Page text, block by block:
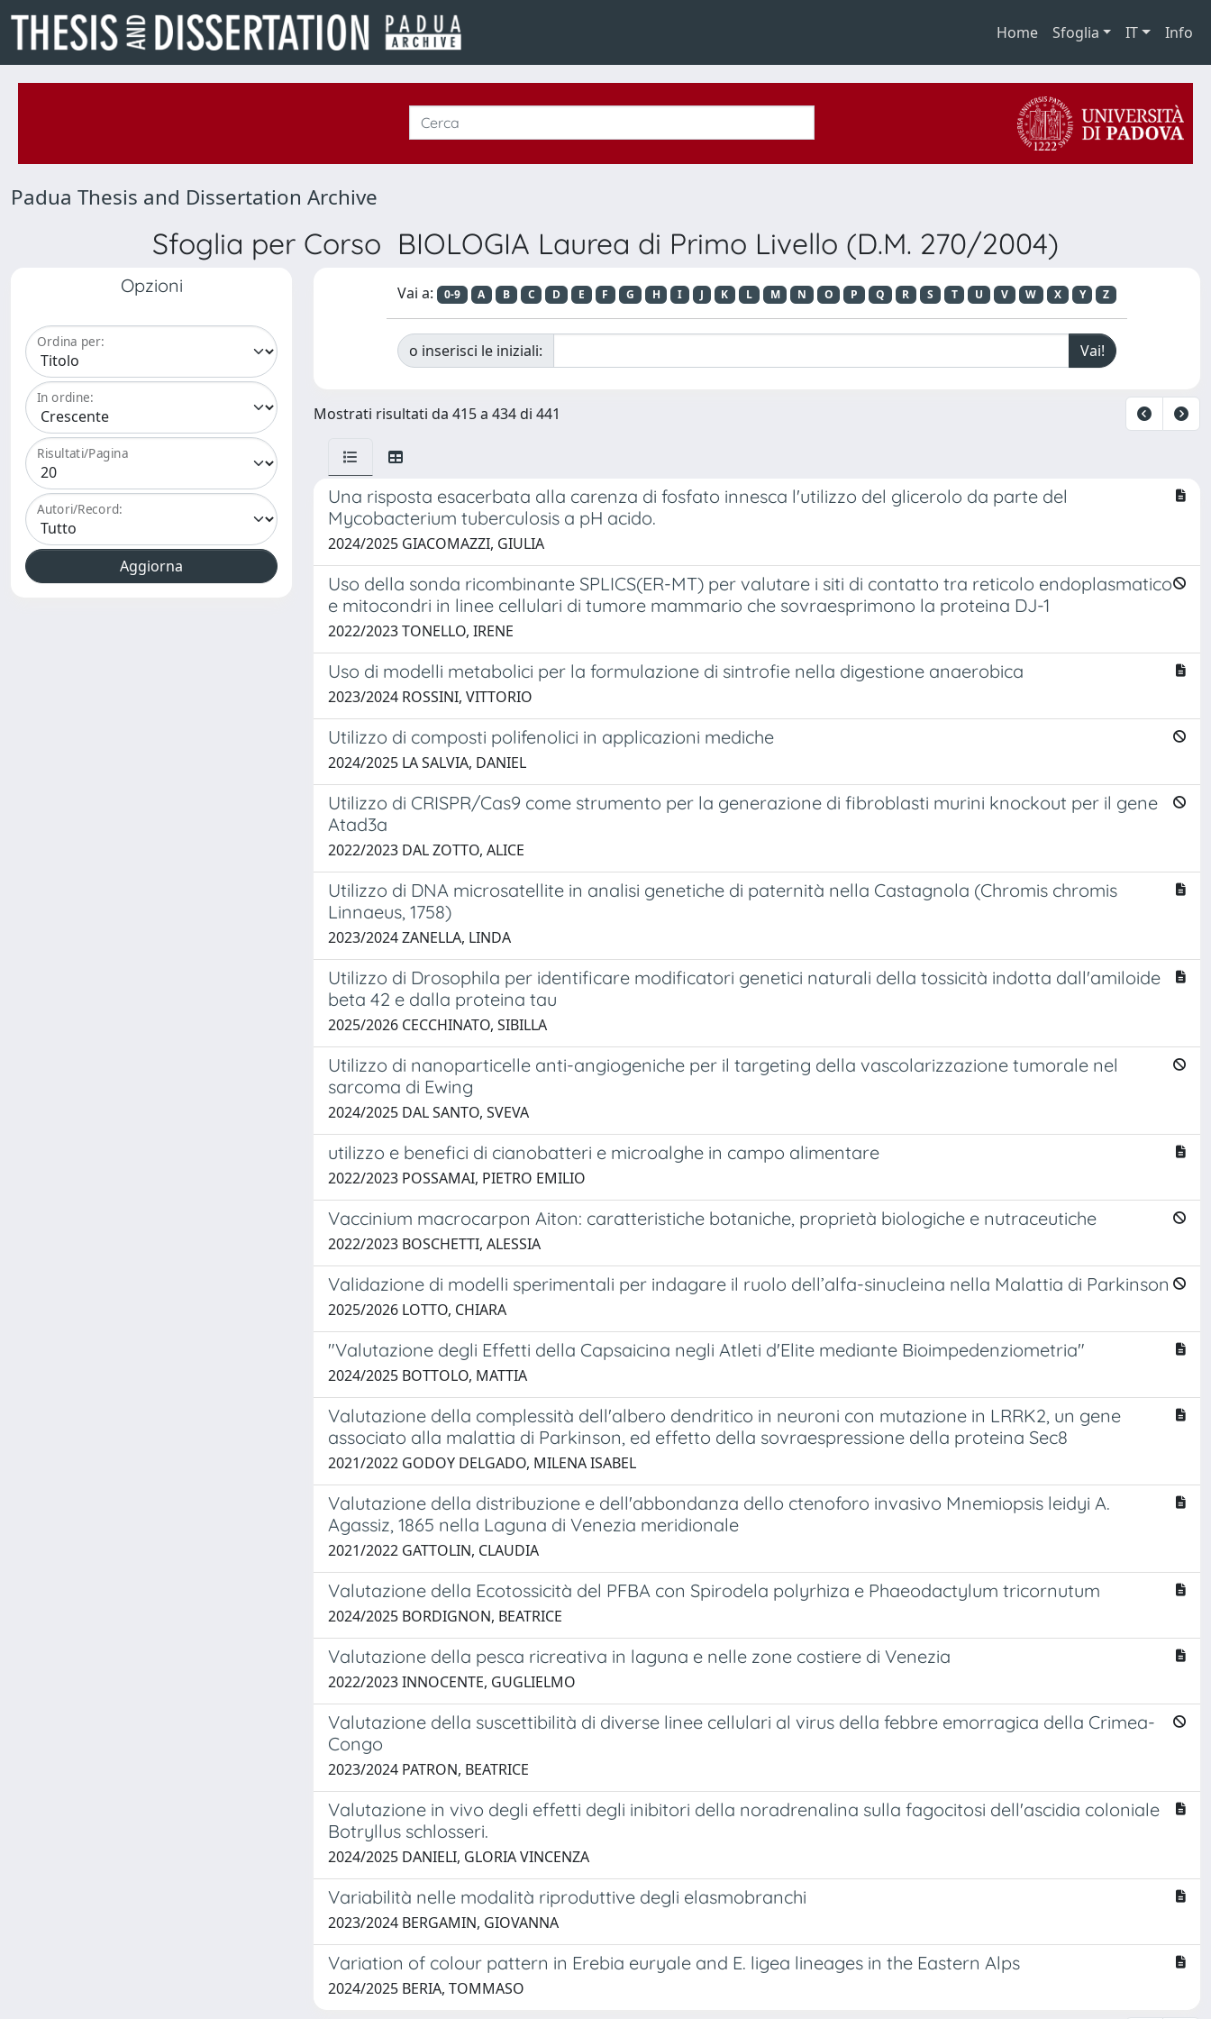
Home Sfoglia IT Info
Padua Thesis and Dissertation Archive
Sfoglia per Corso BIOLOGIA Laurea di Primo Livello (D.M. 270/2004)
Opzioni
Ordina per:
In ordine:
Risultati/Pagina
Autori/Record:
Vai a: 0-9 A B C D E F G H I J K L M N O P Q R S T U V W X Y Z
o inserisci le iniziali:
Mostrati risultati da 415 a 434 di 441
Una risposta esacerbata alla carenza di fosfato innesca l'utilizzo del glicerolo da parte del
Mycobacterium tuberculosis a pH acido.
2024/2025 GIACOMAZZI, GIULIA
Uso della sonda ricombinante SPLICS(ER-MT) per valutare i siti di contatto tra reticolo endoplasmatico
e mitocondri in linee cellulari di tumore mammario che sovraesprimono la proteina DJ-1
2022/2023 TONELLO, IRENE
Uso di modelli metabolici per la formulazione di sintrofie nella digestione anaerobica
2023/2024 ROSSINI, VITTORIO
Utilizzo di composti polifenolici in applicazioni mediche
2024/2025 LA SALVIA, DANIEL
Utilizzo di CRISPR/Cas9 come strumento per la generazione di fibroblasti murini knockout per il gene
Atad3a
2022/2023 DAL ZOTTO, ALICE
Utilizzo di DNA microsatellite in analisi genetiche di paternità nella Castagnola (Chromis chromis
Linnaeus, 1758)
2023/2024 ZANELLA, LINDA
Utilizzo di Drosophila per identificare modificatori genetici naturali della tossicità indotta dall'amiloide
beta 42 e dalla proteina tau
2025/2026 CECCHINATO, SIBILLA
Utilizzo di nanoparticelle anti-angiogeniche per il targeting della vascolarizzazione tumorale nel
sarcoma di Ewing
2024/2025 DAL SANTO, SVEVA
utilizzo e benefici di cianobatteri e microalghe in campo alimentare
2022/2023 POSSAMAI, PIETRO EMILIO
Vaccinium macrocarpon Aiton: caratteristiche botaniche, proprietà biologiche e nutraceutiche
2022/2023 BOSCHETTI, ALESSIA
Validazione di modelli sperimentali per indagare il ruolo dell’alfa-sinucleina nella Malattia di Parkinson
2025/2026 LOTTO, CHIARA
"Valutazione degli Effetti della Capsaicina negli Atleti d'Elite mediante Bioimpedenziometria"
2024/2025 BOTTOLO, MATTIA
Valutazione della complessità dell'albero dendritico in neuroni con mutazione in LRRK2, un gene
associato alla malattia di Parkinson, ed effetto della sovraespressione della proteina Sec8
2021/2022 GODOY DELGADO, MILENA ISABEL
Valutazione della distribuzione e dell'abbondanza dello ctenoforo invasivo Mnemiopsis leidyi A.
Agassiz, 1865 nella Laguna di Venezia meridionale
2021/2022 GATTOLIN, CLAUDIA
Valutazione della Ecotossicità del PFBA con Spirodela polyrhiza e Phaeodactylum tricornutum
2024/2025 BORDIGNON, BEATRICE
Valutazione della pesca ricreativa in laguna e nelle zone costiere di Venezia
2022/2023 INNOCENTE, GUGLIELMO
Valutazione della suscettibilità di diverse linee cellulari al virus della febbre emorragica della Crimea-
Congo
2023/2024 PATRON, BEATRICE
Valutazione in vivo degli effetti degli inibitori della noradrenalina sulla fagocitosi dell'ascidia coloniale
Botryllus schlosseri.
2024/2025 DANIELI, GLORIA VINCENZA
Variabilità nelle modalità riproduttive degli elasmobranchi
2023/2024 BERGAMIN, GIOVANNA
Variation of colour pattern in Erebia euryale and E. ligea lineages in the Eastern Alps
2024/2025 BERIA, TOMMASO